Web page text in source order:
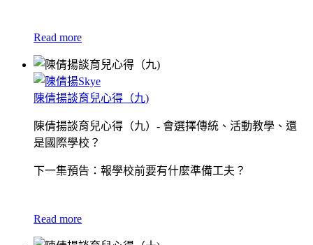
Read more
陳倩揚談育兒心得（九)
陳倩揚談育兒心得（九）- 會選擇傳統、活動教學、還
是國際學校？
下一集預告：報學校前要有什麼準備工夫？
Read more